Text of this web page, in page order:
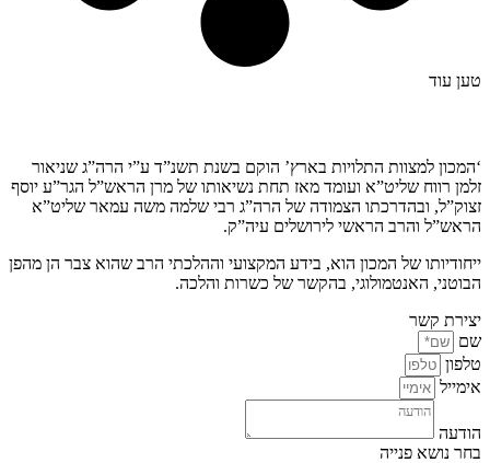
טען עוד
‘המכון למצוות התלויות בארץ’ הוקם בשנת תשנ”ד ע”י הרה”ג שניאור
זלמן רווח שליט”א ועומד מאז תחת נשיאותו של מרן הראש”ל הגר”ע יוסף
זצוק”ל, ובהדרכתו הצמודה של הרה”ג רבי שלמה משה עמאר שליט”א
הראש”ל והרב הראשי לירושלים עיה”ק.
ייחודיותו של המכון הוא, בידע המקצועי וההלכתי הרב שהוא צבר הן מהפן
הבוטני, האנטמולוגי, בהקשר של כשרות והלכה.
יצירת קשר
שם
טלפון
אימייל
הודעה
בחר נושא פנייה